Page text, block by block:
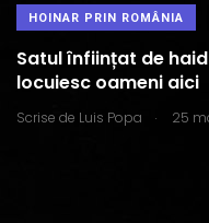
HOINAR PRIN ROMÂNIA
Satul înființat de
locuiesc oameni aici
Scrise de Luis Popa . 25